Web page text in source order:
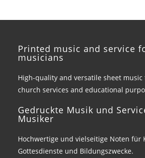
Printed music and service
musicians
High-quality and versatile sheet music
church services and educational
Gedruckte Musik und
Musiker
Hochwertige und vielseitige Noten für
Gottesdienste und Bildungszwecke.